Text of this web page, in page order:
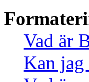
Vad är
Kan